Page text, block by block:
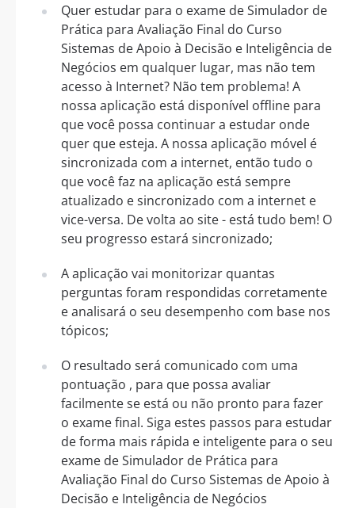
Quer estudar para o exame de Simulador de
Prática para Avaliação Final do Curso
Sistemas de Apoio à Decisão e Inteligência de
Negócios em qualquer lugar, mas não tem
acesso à Internet? Não tem problema! A
nossa aplicação está disponível offline para
que você possa continuar a estudar onde
quer que esteja. A nossa aplicação móvel é
sincronizada com a internet, então tudo o
que você faz na aplicação está sempre
atualizado e sincronizado com a internet e
vice-versa. De volta ao site - está tudo bem! O
seu progresso estará sincronizado;
A aplicação vai monitorizar quantas
perguntas foram respondidas corretamente
e analisará o seu desempenho com base nos
tópicos;
O resultado será comunicado com uma
pontuação , para que possa avaliar
facilmente se está ou não pronto para fazer
o exame final. Siga estes passos para estudar
de forma mais rápida e inteligente para o seu
exame de Simulador de Prática para
Avaliação Final do Curso Sistemas de Apoio à
Decisão e Inteligência de Negócios